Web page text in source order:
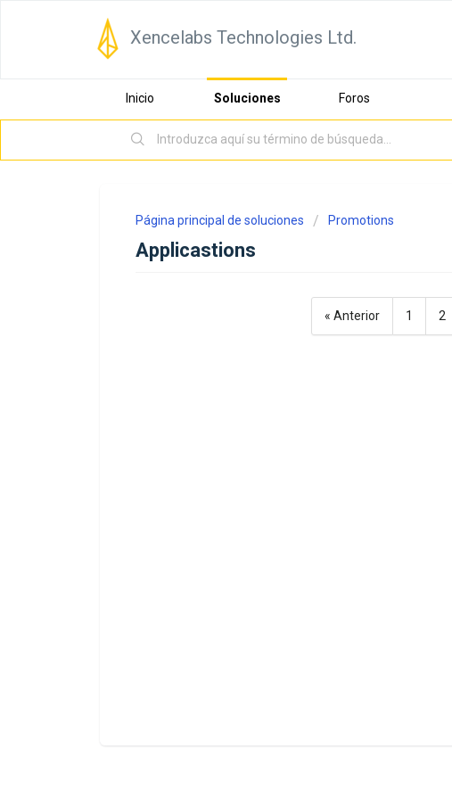
Xencelabs Technologies Ltd.
Inicio Soluciones Foros
Página principal de soluciones Promotions
Applicastions
« Anterior 1 2